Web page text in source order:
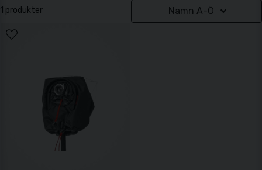
1 produkter Namn A-Ö